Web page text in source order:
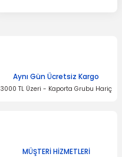
Aynı Gün Ücretsiz Kargo
3000 TL Üzeri - Kaporta Grubu Hariç
MÜŞTERİ HİZMETLERİ